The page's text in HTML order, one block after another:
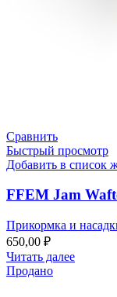
Сравнить
Быстрый просмотр
Добавить в список
FFEM Jam
Прикормка и
650,00 ₽
Читать далее
Продано